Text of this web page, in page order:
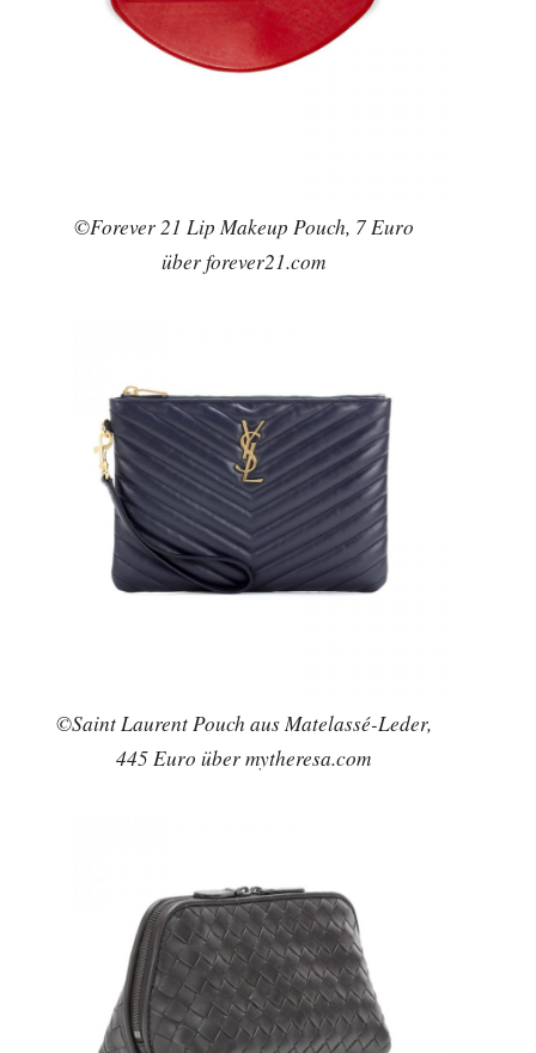
©Forever 21 Lip Makeup Pouch, 7 Euro
über forever21.com
©Saint Laurent Pouch aus Matelassé-Leder,
445 Euro über mytheresa.com